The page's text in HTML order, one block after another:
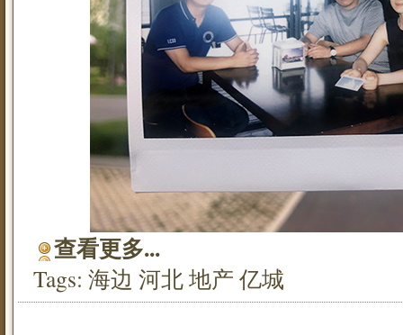
查看更多...
Tags: 海边 河北地产 亿城